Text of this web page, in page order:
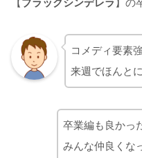
コメディ要素
来週でほんと
卒業編も良かっ
みんな仲良くな